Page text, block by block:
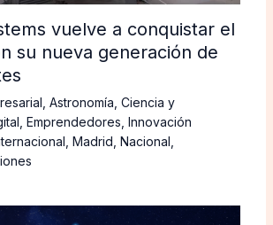
vuelve a conquistar el
su nueva generación de
Astronomía Ciencia y
Emprendedores Innovación
Madrid Nacional